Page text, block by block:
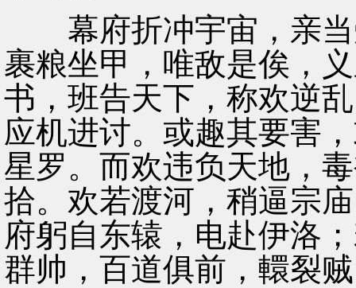
幕府折冲宇宙，亲当
裹粮坐甲，唯敌是俟，
书，班告天下，称欢逆
应机进讨。或趣其要害
星罗。而欢违负天地，
拾。欢若渡河，稍逼宗
府躬自东辕，电赴伊洛
群帅，百道俱前，轘裂